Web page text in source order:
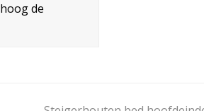
de